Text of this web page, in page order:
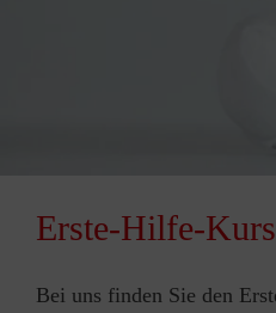
Erste-Hilfe-
Bei uns finden Sie den